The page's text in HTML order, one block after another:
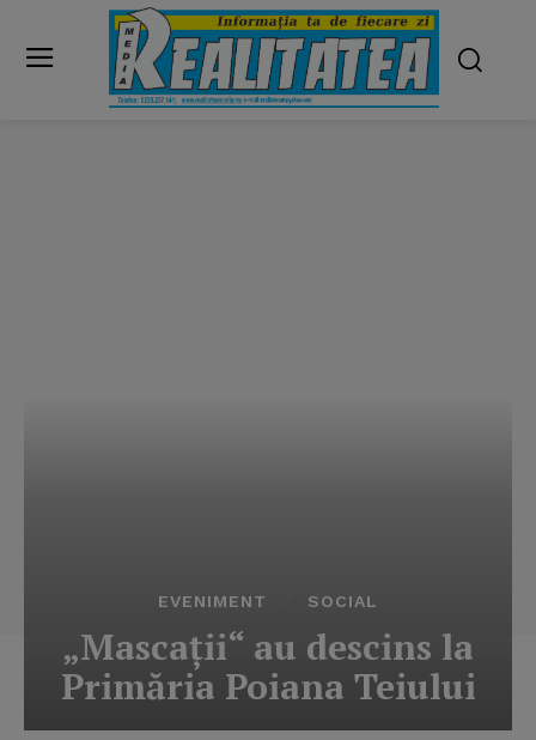
EVENIMENT SOCIAL
„Mascaţii“ au descins la
Primăria Poiana Teiului